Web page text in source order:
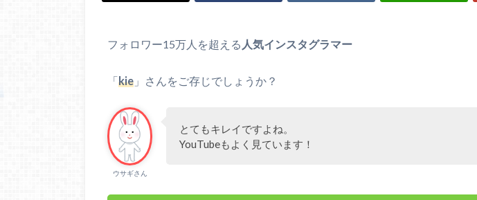
フォロワー15万人を超える 人気インスタグラマー
「kie 」さんをご存じでしょうか？
ウサギさん
とてもキレイですよね。
YouTubeもよく見ています！